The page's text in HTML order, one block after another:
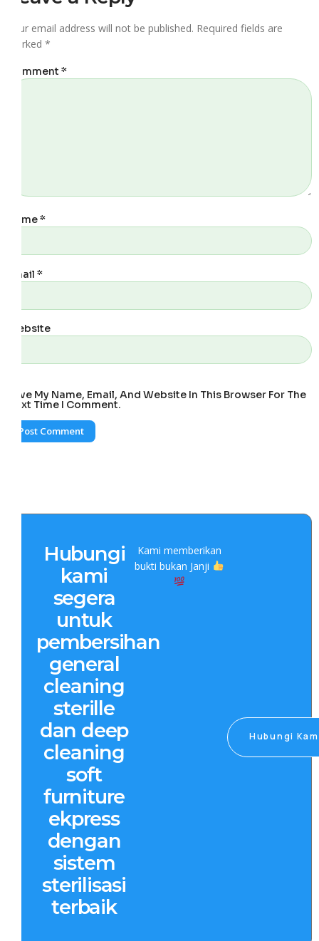
Your email address will not be published. Required fields are
marked *
Comment *
Name*
Email *
Website
Save My Name, Email, And Website In This Browser For The
Next Time I Comment.
Hubungi
kami
segera
untuk
pembersihan
general
cleaning
sterille
dan deep
cleaning
soft
furniture
ekpress
dengan
sistem
sterilisasi
terbaik
Kami memberikan
bukti bukan Janji
Hubungi